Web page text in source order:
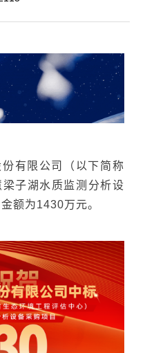
有限公司（以下简称
梁子湖水质监测分析设
额为1430万元。